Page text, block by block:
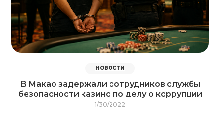
НОВОСТИ
В Макао задержали сотрудников службы
безопасности казино по делу о коррупции
1/30/2022